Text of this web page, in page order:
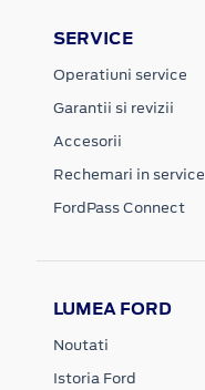
SERVICE
Operatiuni service
Garantii si revizii
Accesorii
Rechemari in service
FordPass Connect
LUMEA FORD
Noutati
Istoria Ford